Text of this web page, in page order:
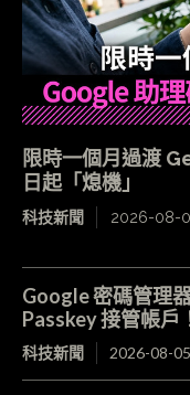
限時一個月過渡
日起「熄機」
科技新聞 2026-08-
Google 密碼管理
Passkey 接管帳戶
科技新聞 2026-08-05